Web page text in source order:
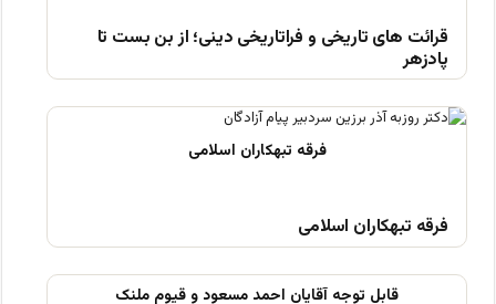
قرائت های تاریخی و فراتاریخی دینی؛ از بن بست تا
پادزهر
فرقه تبهکاران اسلامی